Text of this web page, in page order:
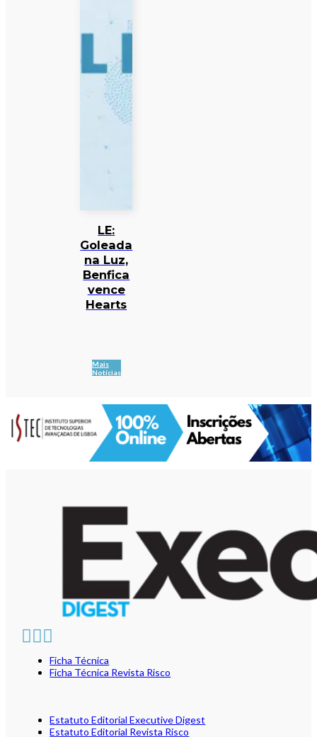
LE:
Goleada
na Luz,
Benfica
vence
Hearts
Mais
Notícias
Ficha Técnica
Ficha Técnica Revista Risco
Estatuto Editorial Executive Digest
Estatuto Editorial Revista Risco